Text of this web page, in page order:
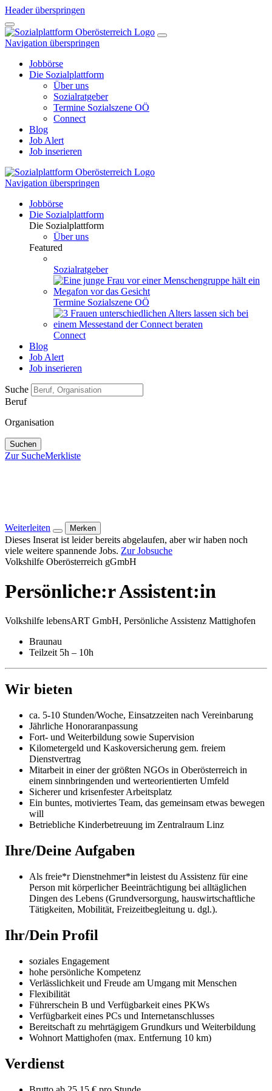
Header überspringen
Navigation überspringen
Jobbörse
Die Sozialplattform
Über uns
Sozialratgeber
Termine Sozialszene OÖ
Connect
Blog
Job Alert
Job inserieren
Navigation überspringen
Jobbörse
Die Sozialplattform
Die Sozialplattform
Über uns
Featured
Sozialratgeber
Termine Sozialszene OÖ
Connect
Blog
Job Alert
Job inserieren
Suche
Beruf
Organisation
Suchen
Zur SucheMerkliste
Weiterleiten Merken
Dieses Inserat ist leider bereits abgelaufen, aber wir haben noch
viele weitere spannende Jobs. Zur Jobsuche
Volkshilfe Oberösterreich gGmbH
Persönliche:r Assistent:in
Volkshilfe lebensART GmbH, Persönliche Assistenz Mattighofen
Braunau
Teilzeit 5h – 10h
Wir bieten
ca. 5-10 Stunden/Woche, Einsatzzeiten nach Vereinbarung
Jährliche Honoraranpassung
Fort- und Weiterbildung sowie Supervision
Kilometergeld und Kaskoversicherung gem. freiem
Dienstvertrag
Mitarbeit in einer der größten NGOs in Oberösterreich in
einem sinnbringenden und werteorientierten Umfeld
Sicherer und krisenfester Arbeitsplatz
Ein buntes, motiviertes Team, das gemeinsam etwas bewegen
will
Betriebliche Kinderbetreuung im Zentralraum Linz
Ihre/Deine Aufgaben
Als freie*r Dienstnehmer*in leistest du Assistenz für eine
Person mit körperlicher Beeinträchtigung bei alltäglichen
Dingen des Lebens (Grundversorgung, hauswirtschaftliche
Tätigkeiten, Mobilität, Freizeitbegleitung u. dgl.).
Ihr/Dein Profil
soziales Engagement
hohe persönliche Kompetenz
Verlässlichkeit und Freude am Umgang mit Menschen
Flexibilität
Führerschein B und Verfügbarkeit eines PKWs
Verfügbarkeit eines PCs und Internetanschlusses
Bereitschaft zu mehrtägigem Grundkurs und Weiterbildung
Wohnort Mattighofen (max. Entfernung 10 km)
Verdienst